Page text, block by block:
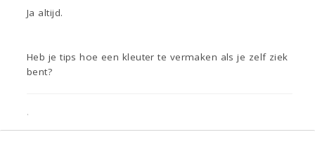
Ja altijd.
Heb je tips hoe een kleuter te vermaken als je zelf ziek
bent?
.